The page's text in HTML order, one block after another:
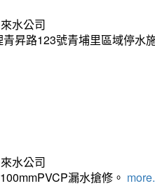
水公司
昇路123號青埔里區域停水
水公司
漏水搶修。